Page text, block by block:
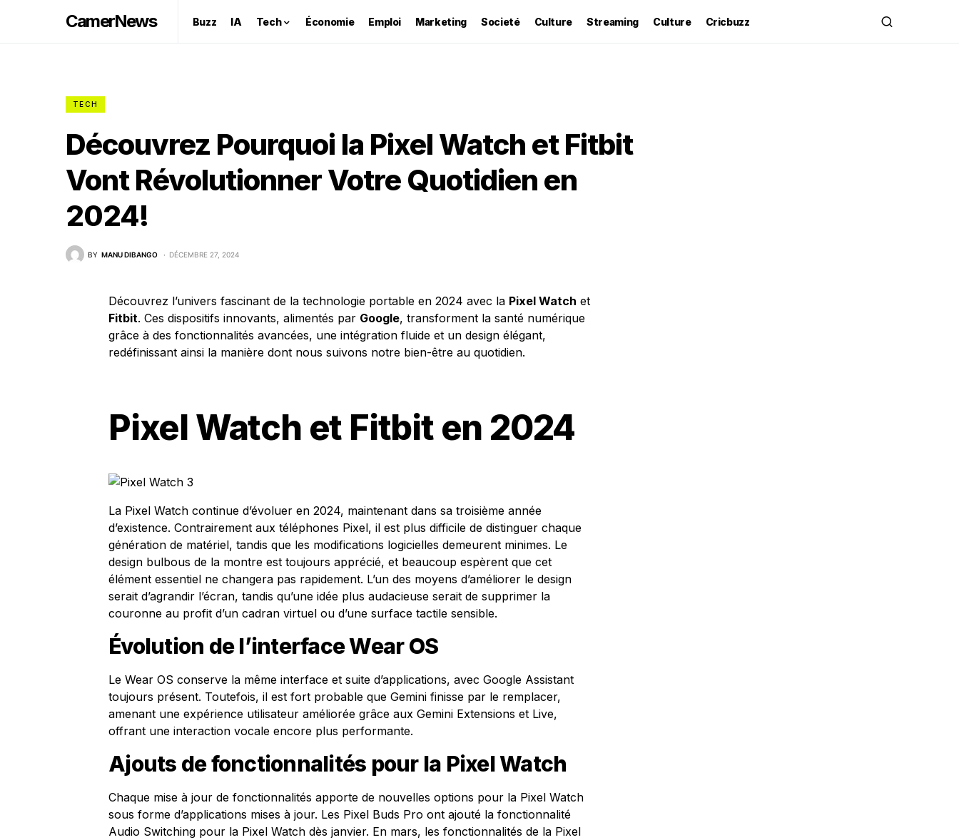
CamerNews Buzz IA Tech Économie Emploi Marketing Societé Culture Streaming Culture Cricbuzz
TECH
Découvrez Pourquoi la Pixel Watch et Fitbit
Vont Révolutionner Votre Quotidien en
2024!
BY MANU DIBANGO DÉCEMBRE 27, 2024
Découvrez l’univers fascinant de la technologie portable en 2024 avec la Pixel Watch et
Fitbit. Ces dispositifs innovants, alimentés par Google, transforment la santé numérique
grâce à des fonctionnalités avancées, une intégration fluide et un design élégant,
redéfinissant ainsi la manière dont nous suivons notre bien-être au quotidien.
Pixel Watch et Fitbit en 2024
La Pixel Watch continue d’évoluer en 2024, maintenant dans sa troisième année
d’existence. Contrairement aux téléphones Pixel, il est plus difficile de distinguer chaque
génération de matériel, tandis que les modifications logicielles demeurent minimes. Le
design bulbous de la montre est toujours apprécié, et beaucoup espèrent que cet
élément essentiel ne changera pas rapidement. L’un des moyens d’améliorer le design
serait d’agrandir l’écran, tandis qu’une idée plus audacieuse serait de supprimer la
couronne au profit d’un cadran virtuel ou d’une surface tactile sensible.
Évolution de l’interface Wear OS
Le Wear OS conserve la même interface et suite d’applications, avec Google Assistant
toujours présent. Toutefois, il est fort probable que Gemini finisse par le remplacer,
amenant une expérience utilisateur améliorée grâce aux Gemini Extensions et Live,
offrant une interaction vocale encore plus performante.
Ajouts de fonctionnalités pour la Pixel Watch
Chaque mise à jour de fonctionnalités apporte de nouvelles options pour la Pixel Watch
sous forme d’applications mises à jour. Les Pixel Buds Pro ont ajouté la fonctionnalité
Audio Switching pour la Pixel Watch dès janvier. En mars, les fonctionnalités de la Pixel